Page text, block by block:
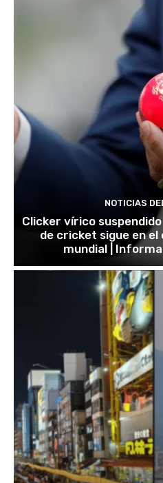
NOTICIAS
Clicker vírico
de cricket sigue en
mundial |